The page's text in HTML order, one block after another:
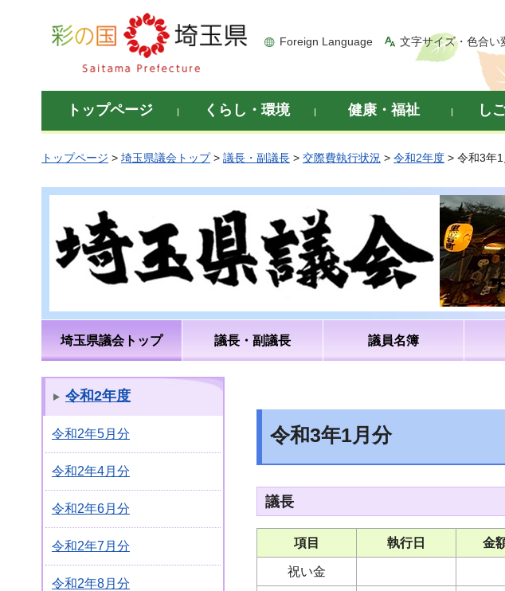
彩の国 埼玉県
Foreign Language 文字サイズ・色合い
トップページ くらし・環境 健康・福祉 し
トップページ > 埼玉県議会トップ> 議長・副議長 > 交際費執行状況 > 令和2年度 > 令和3年
埼玉県議会トップ 議長・副議長 議員名簿
令和2年度
令和2年5月分
令和2年4月分
令和2年6月分
令和2年7月分
令和2年8月分
令和3年1月分
議長
項目 執行日 金
祝い金